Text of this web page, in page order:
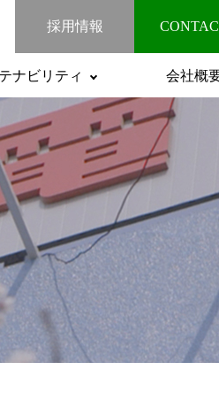
ナビリティ 会社概
採用情報